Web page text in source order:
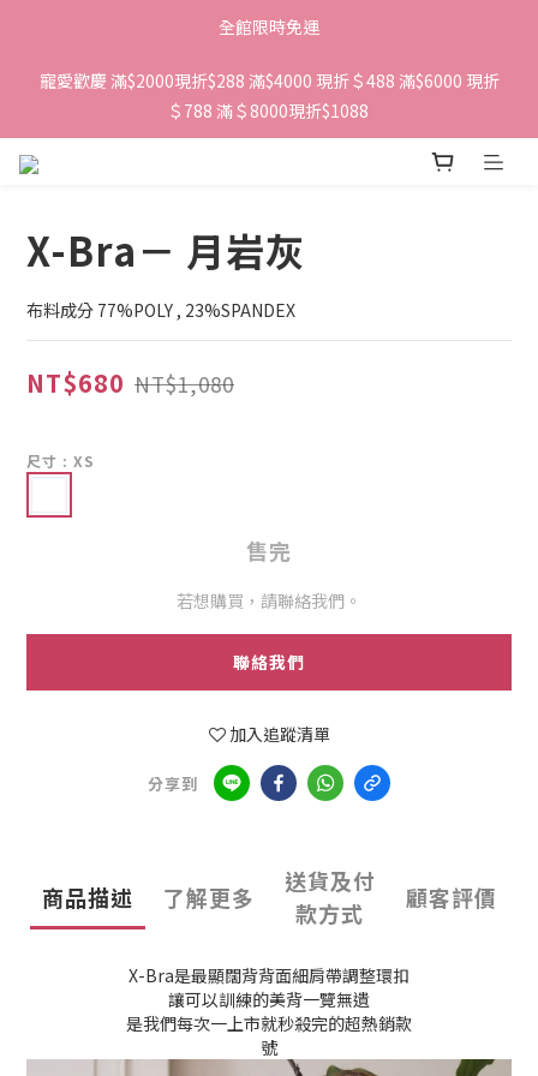
全館限時免運
寵愛歡慶 滿$2000現折$288 滿$4000 現折＄488 滿$6000 現折
＄788 滿＄8000現折$1088
X-Bra－ 月岩灰
布料成分 77%POLY , 23%SPANDEX
NT$680 NT$1,080
尺寸 : XS
售完
若想購買，請聯絡我們。
聯絡我們
加入追蹤清單
分享到
商品描述 了解更多
送貨及付
款方式
顧客評價
X-Bra是最顯闊背背面細肩帶調整環扣
讓可以訓練的美背一覽無遺
是我們每次一上市就秒殺完的超熱銷款
號